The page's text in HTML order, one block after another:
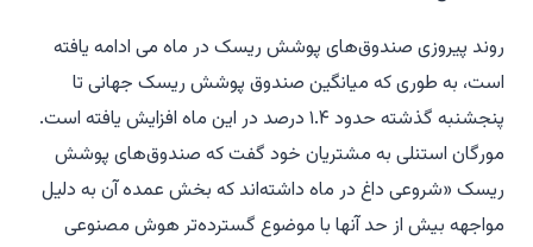
روند پیروزی صندوق‌های پوشش ریسک در ماه می ادامه یافته
است، به طوری که میانگین صندوق پوشش ریسک جهانی تا
پنجشنبه گذشته حدود ۱.۴ درصد در این ماه افزایش یافته است.
مورگان استنلی به مشتریان خود گفت که صندوق‌های پوشش
ریسک «شروعی داغ در ماه داشته‌اند که بخش عمده آن به دلیل
مواجهه بیش از حد آنها با موضوع گسترده‌تر هوش مصنوعی